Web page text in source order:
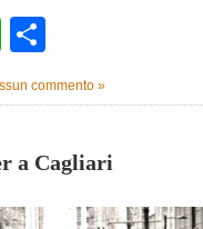
WhatsApp
commento »
a Cagliari